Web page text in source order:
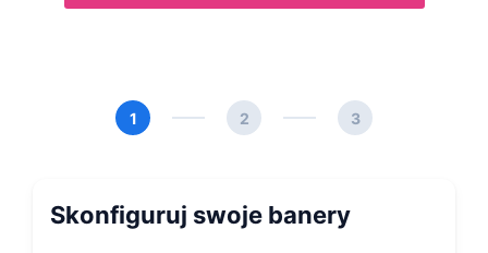
1 2 3
Skonfiguruj swoje banery